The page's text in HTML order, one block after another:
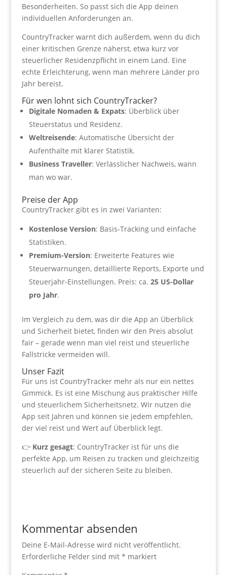
Besonderheiten. So passt sich die App deinen
individuellen Anforderungen an.
CountryTracker warnt dich außerdem, wenn du dich
einer kritischen Grenze näherst, etwa kurz vor
steuerlicher Residenzpflicht in einem Land. Eine
echte Erleichterung, wenn man mehrere Länder pro
Jahr bereist.
Für wen lohnt sich CountryTracker?
Digitale Nomaden & Expats: Überblick über
Steuerstatus und Residenz.
Weltreisende: Automatische Übersicht der
Aufenthalte mit klarer Statistik.
Business Traveller: Verlässlicher Nachweis, wann
man wo war.
Preise der App
CountryTracker gibt es in zwei Varianten:
Kostenlose Version: Basis-Tracking und einfache
Statistiken.
Premium-Version: Erweiterte Features wie
Steuerwarnungen, detaillierte Reports, Exporte und
Steuerjahr-Einstellungen. Preis: ca. 25 US-Dollar
pro Jahr.
Im Vergleich zu dem, was dir die App an Überblick
und Sicherheit bietet, finden wir den Preis absolut
fair – gerade wenn man viel reist und steuerliche
Fallstricke vermeiden will.
Unser Fazit
Für uns ist CountryTracker mehr als nur ein nettes
Gimmick. Es ist eine Mischung aus praktischer Hilfe
und steuerlichem Sicherheitsnetz. Wir nutzen die
App seit Jahren und können sie jedem empfehlen,
der viel reist und Wert auf Überblick legt.
👉 Kurz gesagt: CountryTracker ist für uns die
perfekte App, um Reisen zu tracken und gleichzeitig
steuerlich auf der sicheren Seite zu bleiben.
Kommentar absenden
Deine E-Mail-Adresse wird nicht veröffentlicht.
Erforderliche Felder sind mit * markiert